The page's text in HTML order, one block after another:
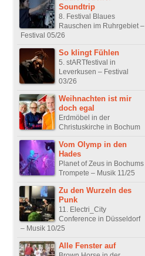
Soundtrip
8. Festival Blaues
Rauschen im Ruhrgebiet –
Festival 05/26
So klingt Fühlen
5. stARTfestival in
Leverkusen – Festival
03/26
Weihnachten ist mir
doch egal
Erdmöbel in der
Christuskirche in Bochum
Vom Olymp in den
Hades
Planet of Zeus in Bochums
Trompete – Musik 11/25
Zu den Wurzeln des
Punk
11. Electri_City
Conference in Düsseldorf
– Musik 10/25
Alle Fenster auf